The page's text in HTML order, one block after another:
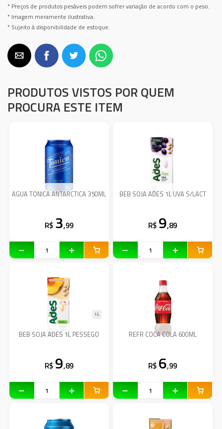
* Preços de produtos pesáveis podem sofrer variação de acordo com o peso.
* Imagem meramente ilustrativa.
* Sujeito à disponibilidade de estoque.
PRODUTOS VISTOS POR QUEM
PROCURA ESTE ITEM
AGUA TONICA ANTARCTICA 350ML
R$ 3,99
BEB SOJA ADES 1L UVA S/LACT
R$ 9,89
BEB SOJA ADES 1L PESSEGO
1L
R$ 9,89
REFR COCA COLA 600ML
R$ 6,99